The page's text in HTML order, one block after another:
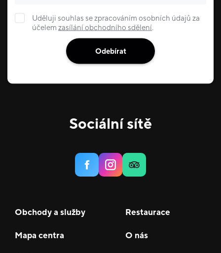
Uděluji souhlas se zpracováním osobních údajů za
účelem zasílání obchodního sdělení.
Odebírat
Sociální sítě
Obchody a služby Restaurace
Mapa centra O nás